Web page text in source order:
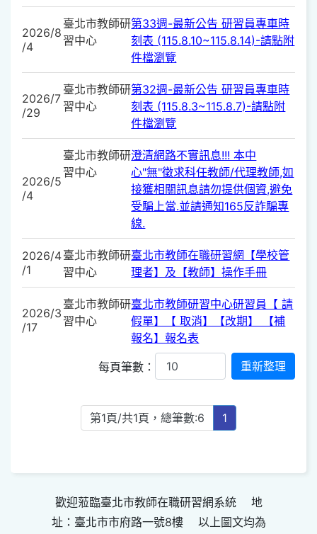
2026/8
/4
臺北市教師研
習中心
第33週-最新公告 研習員專車時
刻表 (115.8.10~115.8.14)-請點附
件檔瀏覽
2026/7
/29
臺北市教師研
習中心
第32週-最新公告 研習員專車時
刻表 (115.8.3~115.8.7)-請點附
件檔瀏覽
2026/5
/4
臺北市教師研
習中心
澄清網路不實訊息!!! 本中
心"無"徵求科任教師/代理教師,如
接獲相關訊息請勿提供個資,避免
受騙上當.並請通知165反詐騙專
線.
2026/4
/1
臺北市教師研
習中心
臺北市教師在職研習網【學校管
理者】及【教師】操作手冊
2026/3
/17
臺北市教師研
習中心
臺北市教師研習中心研習員【 請
假單】【 取消】【改期】 【補
報名】報名表
每頁筆數：
第1頁/共1頁，總筆數:6 1
歡迎蒞臨臺北市教師在職研習網系統 地
址：臺北市市府路一號8樓 以上圖文均為